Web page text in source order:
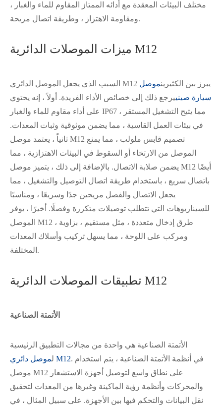
مختلف البيئات المعقدة مع أدائه الممتاز المقاوم للماء والغبار ،
ومقاومة الاهتزاز ، وطريقة اتصال مريحة.
ميزات الموصلات الدائرية M12
السبب الذي يجعل الموصل الدائري M12 يبرز بين الكثيرينموصل
سيارة صينييرجع ذلك إلى خصائص الأداء الفريدة. أولاً ، إنه يحتوي
على أداء مقاوم للماء والغبار IP67 ، مما يتيح التشغيل المستقر
في بيئات العمل القاسية ، مما يضمن موثوقية وثبات المعدات.
ثانياً ، يعتمد موصل M12 تصميم قابس ملولب ، مما يمنع
الموصل من الارتخاء أو السقوط في البيئات الاهتزازية ، مما
يضمن صلابة الاتصال. بالإضافة إلى ذلك ، يتميز موصل M12 أيضًا
باتصال سريع ، باستخدام طريقة اتصال التوصيل والتشغيل ، مما
يجعل الاتصال والفصل مريحين جدًا وسريعًا ، ومناسبًا
للسيناريوهات التي تتطلب توصيلات متكررة وفصلًا. أخيرًا ، يوفر
الموصل M12 طرق إدخال متعددة ، مثل مستقيم ، بزاوية ،
ومركب على اللوحة ، مما يسهل تركيب وأسلاك المعدات
المختلفة.
تطبيقات الموصلات الدائرية M12
الأتمتة الصناعية
الأتمتة الصناعية هي واحدة من مجالات التطبيق الرئيسية
ل موصل دائري M12. في أنظمة الأتمتة الصناعية ، يتم استخدام
موصل M12 على نطاق واسع لتوصيل أجهزة الاستشعار
والمحركات وأنظمة رؤية الماكينة وغيرها من المعدات لتحقيق
نقل البيانات والتحكم فيها بين الأجهزة. على سبيل المثال ، في